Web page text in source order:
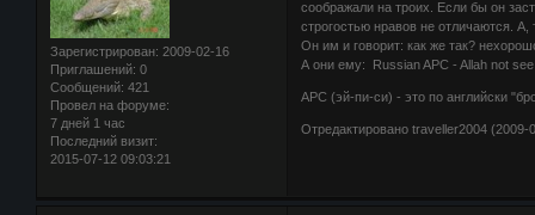
Зарегистрирован: 2009-02-16
Приглашений: 0
Сообщений: 421
Провел на форуме:
7 дней 1 час
Последний визит:
2015-07-12 09:03:21
соображали на троих. Если бы он
строгостью нравов не отличаются.
Он им и говорит: как же так?
А они ему: Russian APC - Allah not
APC (эй-пи-си) - это по английски
Отредактировано traveller2004 (2009-